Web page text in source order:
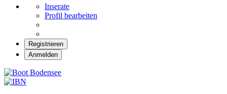
Inserate
Profil bearbeiten
Registrieren
Anmelden